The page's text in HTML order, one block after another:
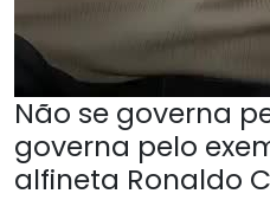
Não se governa
governa pelo
alfineta Ronaldo